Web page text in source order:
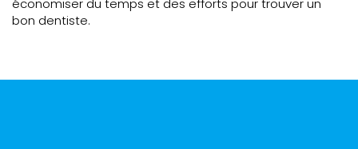
économiser du temps et des efforts pour trouver un
bon dentiste.